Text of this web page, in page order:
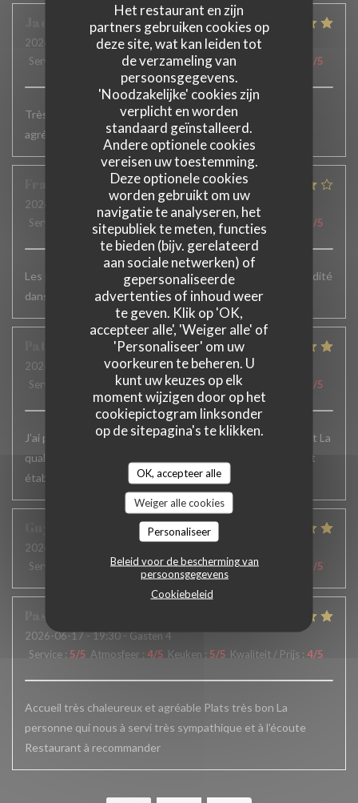
Het restaurant en zijn
partners gebruiken cookies op
deze site, wat kan leiden tot
de verzameling van
persoonsgegevens.
'Noodzakelijke' cookies zijn
verplicht en worden
standaard geïnstalleerd.
Andere optionele cookies
vereisen uw toestemming.
Deze optionele cookies
worden gebruikt om uw
navigatie te analyseren, het
sitepubliek te meten, functies
te bieden (bijv. gerelateerd
aan sociale netwerken) of
gepersonaliseerde
advertenties of inhoud weer
te geven. Klik op 'OK,
accepteer alle', 'Weiger alle' of
'Personaliseer' om uw
voorkeuren te beheren. U
kunt uw keuzes op elk
moment wijzigen door op het
cookiepictogram linksonder
op de sitepagina's te klikken.
OK, accepteer alle
Weiger alle cookies
Personaliseer
Beleid voor de bescherming van
persoonsgegevens
Cookiebeleid
JacquelineH
2026-07-02
- 19:15 - Gasten 2
Service
Atmosfeer:5/5 Keuken:5/5 Kwaliteit / Prijs /5
Très bons plats. Service accueillant et efficace. Terrasse
agréable
2026-06-23
- 12:45 - Gasten 8
Service
Atmosfeer: 4 /5 Keuken /5 Kwaliteit / Prijs /5
Les plats sont vraiment très bons mais un peu plus de rapidité
dans le service serait appréciable
2026-06-24
- 12:15 - Gasten 6
Service
Atmosfeer: 5/5 Keuken: 5/5 Kwaliteit / Prijs /5
J’ai passé un excellent moment. L’accueil , le service, parfait La
qualité des plats excellente.. Je recommande vivement cet
établissement et j’y reviens toujours avec le même plaisir
2026-06-19
Service
Atmosfeer:4/5 Keuken:5/5 Kwaliteit / Prijs /5
Pascal
2026-06-17- 19:30 - Gasten 4
Service : 5/5 Atmosfeer : 4/5 Keuken : 5/5 Kwaliteit / Prijs : 4/5
Accueil très chaleureux et agréable Plats très bon La
personne qui nous à servi très sympathique et à l’écoute
Restaurant à recommander